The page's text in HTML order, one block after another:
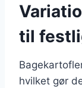
til
hvilket gør